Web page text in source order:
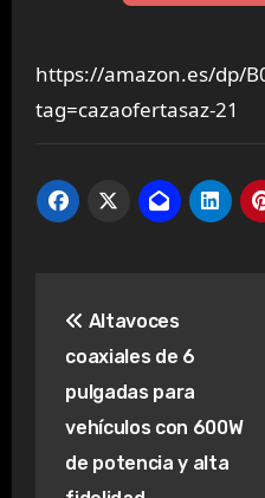
https://amazon.es/dp/
tag=cazaofertasaz-21
de
entradas
Altavoces
coaxiales de 6
pulgadas para
vehículos con 600W
de potencia y alta